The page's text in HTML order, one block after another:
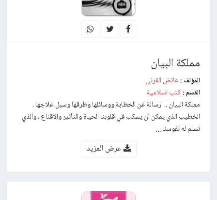
مملكة البيان
المؤلف : عائض القرني
القسم : كتب اسلامية
مملكة البيان .. رسالة عن الخطابة ووسائلها وطرقها وسبل علاجها .
الخطيب الذي يمكن أن يسكب في قلوبنا الحياة والتأثير والاقناع ، والذي
تسلم له نفوسنا…
عرض المزيد